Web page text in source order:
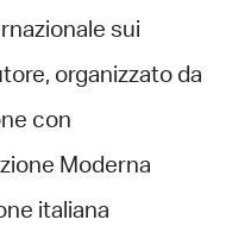
sui
organizzato da
con
Moderna
italiana